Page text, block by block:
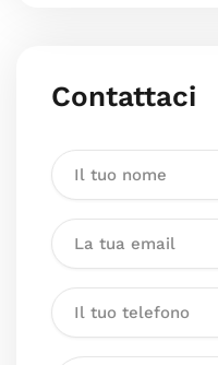
Contattaci